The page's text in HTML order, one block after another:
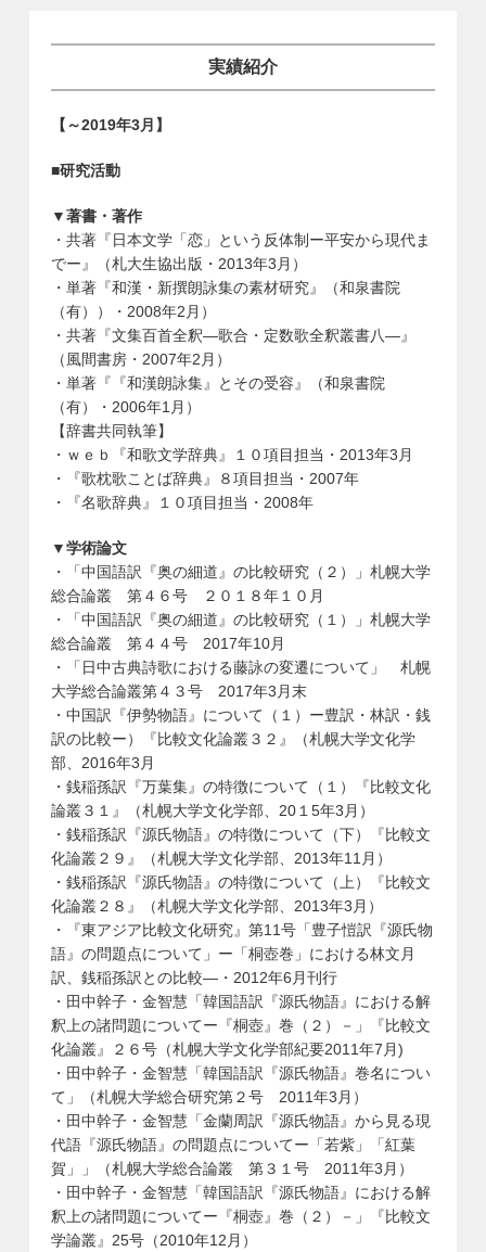
実績紹介
【～2019年3月】
■研究活動
▼著書・著作
・共著『日本文学「恋」という反体制ー平安から現代ま
でー』（札大生協出版・2013年3月）
・単著『和漢・新撰朗詠集の素材研究』（和泉書院
（有））・2008年2月）
・共著『文集百首全釈―歌合・定数歌全釈叢書八―』
（風間書房・2007年2月）
・単著『『和漢朗詠集』とその受容』（和泉書院
（有）・2006年1月）
【辞書共同執筆】
・ｗｅｂ『和歌文学辞典』１０項目担当・2013年3月
・『歌枕歌ことば辞典』８項目担当・2007年
・『名歌辞典』１０項目担当・2008年
▼学術論文
・「中国語訳『奥の細道』の比較研究（２）」札幌大学
総合論叢 第４６号 ２０１８年１０月
・「中国語訳『奥の細道』の比較研究（１）」札幌大学
総合論叢 第４４号 2017年10月
・「日中古典詩歌における藤詠の変遷について」 札幌
大学総合論叢第４３号 2017年3月末
・中国訳『伊勢物語』について（１）ー豊訳・林訳・銭
訳の比較ー）『比較文化論叢３２』（札幌大学文化学
部、2016年3月
・銭稲孫訳『万葉集』の特徴について（１）『比較文化
論叢３１』（札幌大学文化学部、20１5年3月）
・銭稲孫訳『源氏物語』の特徴について（下）『比較文
化論叢２９』（札幌大学文化学部、2013年11月）
・銭稲孫訳『源氏物語』の特徴について（上）『比較文
化論叢２８』（札幌大学文化学部、2013年3月）
・『東アジア比較文化研究』第11号「豊子愷訳『源氏物
語』の問題点について」ー「桐壺巻」における林文月
訳、銭稲孫訳との比較―・2012年6月刊行
・田中幹子・金智慧「韓国語訳『源氏物語』における解
釈上の諸問題についてー『桐壺』巻（２）－」『比較文
化論叢』２６号（札幌大学文化学部紀要2011年7月)
・田中幹子・金智慧「韓国語訳『源氏物語』巻名につい
て」（札幌大学総合研究第２号 2011年3月）
・田中幹子・金智慧「金蘭周訳『源氏物語』から見る現
代語『源氏物語』の問題点についてー「若紫」「紅葉
賀」」（札幌大学総合論叢 第３１号 2011年3月）
・田中幹子・金智慧「韓国語訳『源氏物語』における解
釈上の諸問題についてー『桐壺』巻（２）－」『比較文
学論叢』25号（2010年12月）